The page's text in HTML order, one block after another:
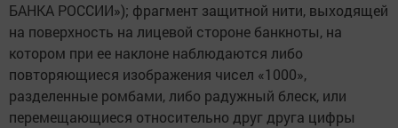
БАНКА РОССИИ»); фрагмент защитной нити, выходящей
на поверхность на лицевой стороне банкноты, на
котором при ее наклоне наблюдаются либо
повторяющиеся изображения чисел «1000»,
разделенные ромбами, либо радужный блеск, или
перемещающиеся относительно друг друга цифры